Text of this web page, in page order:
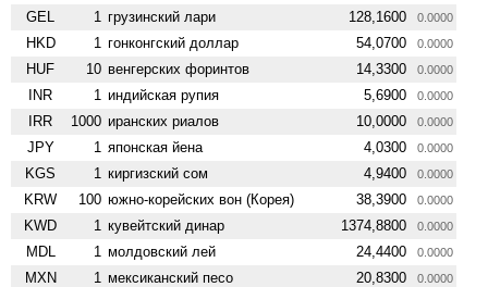
GEL 1 грузинский лари 128,1600 0.0000
HKD 1 гонконгский доллар 54,0700 0.0000
HUF 10 венгерских форинтов 14,3300 0.0000
INR 1 индийская рупия 5,6900 0.0000
IRR 1000 иранских риалов 10,0000 0.0000
JPY 1 японская йена 4,0300 0.0000
KGS 1 киргизский сом 4,9400 0.0000
KRW 100 южно-корейских вон (Корея) 38,3900 0.0000
KWD 1 кувейтский динар 1374,8800 0.0000
MDL 1 молдовский лей 24,4400 0.0000
MXN 1 мексиканский песо 20,8300 0.0000